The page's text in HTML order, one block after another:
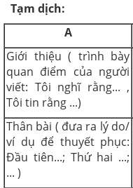
Tạm dịch:
A
Giới thiệu ( trình bày
quan điểm của người
viết: Tôi nghĩ rằng... ,
Tôi tin rằng ...)
Thân bài ( đưa ra lý do/
ví dụ để thuyết phục:
Đầu tiên...; Thứ hai ...;
... )